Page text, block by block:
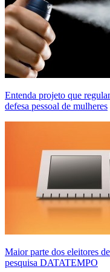
Entenda projeto que
defesa pessoal de mulheres
Maior parte dos eleitores
pesquisa DATATEMPO